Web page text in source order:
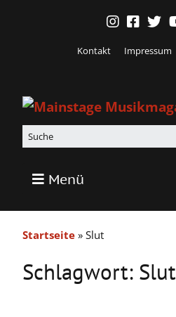
Kontakt Impressum
Menü
Startseite » Slut
Schlagwort: Slut